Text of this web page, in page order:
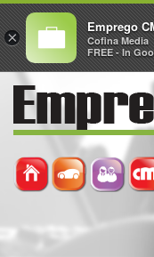
×
Emprego
Cofina Media
FREE - In